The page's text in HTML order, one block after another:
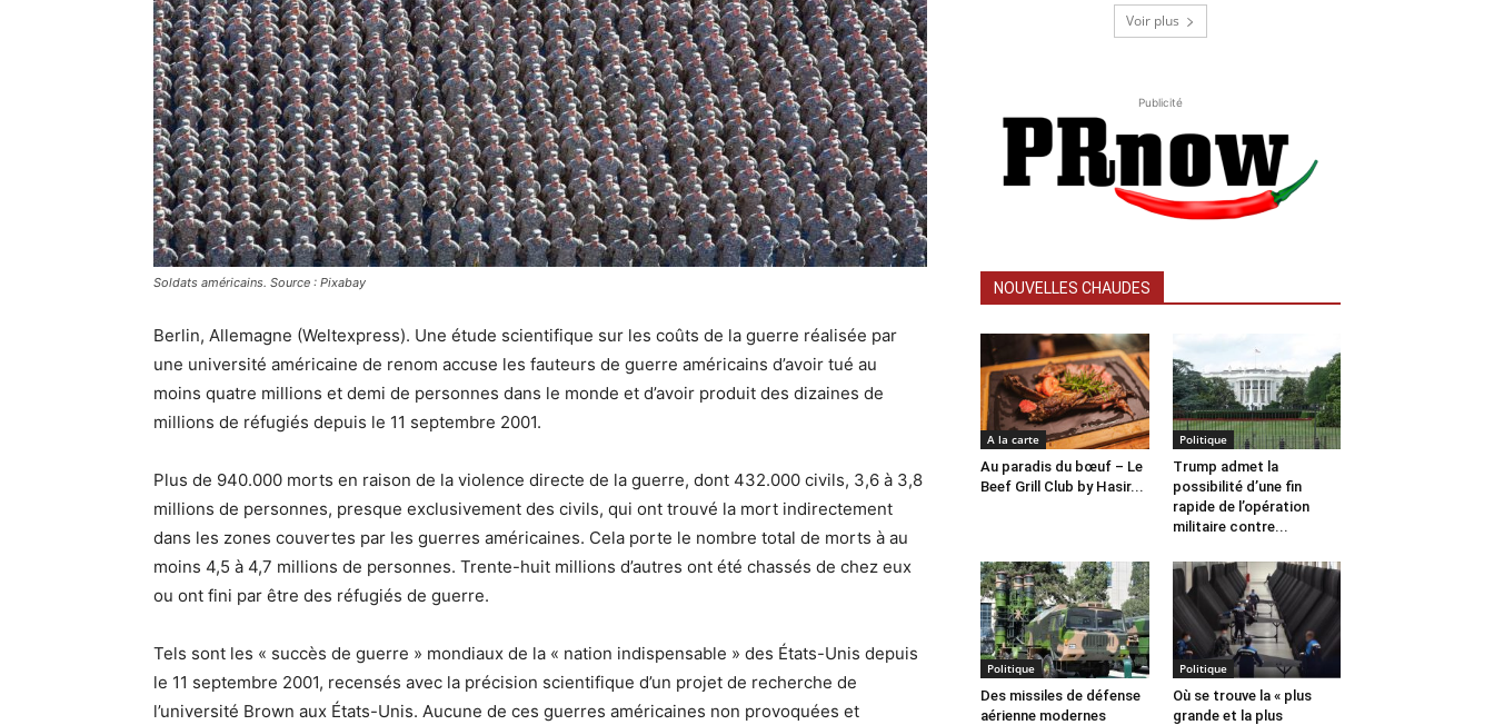
Soldats américains. Source : Pixabay
Berlin, Allemagne (Weltexpress). Une étude scientifique sur les coûts de la guerre réalisée par
une université américaine de renom accuse les fauteurs de guerre américains d’avoir tué au
moins quatre millions et demi de personnes dans le monde et d’avoir produit des dizaines de
millions de réfugiés depuis le 11 septembre 2001.
Plus de 940.000 morts en raison de la violence directe de la guerre, dont 432.000 civils, 3,6 à 3,8
millions de personnes, presque exclusivement des civils, qui ont trouvé la mort indirectement
dans les zones couvertes par les guerres américaines. Cela porte le nombre total de morts à au
moins 4,5 à 4,7 millions de personnes. Trente-huit millions d’autres ont été chassés de chez eux
ou ont fini par être des réfugiés de guerre.
Tels sont les « succès de guerre » mondiaux de la « nation indispensable » des États-Unis depuis
le 11 septembre 2001, recensés avec la précision scientifique d’un projet de recherche de
l’université Brown aux États-Unis. Aucune de ces guerres américaines non provoquées et
Voir plus
Publicité
NOUVELLES CHAUDES
A la carte
Au paradis du bœuf – Le
Beef Grill Club by Hasir...
Politique
Trump admet la
possibilité d’une fin
rapide de l’opération
militaire contre...
Politique
Des missiles de défense
aérienne modernes
Politique
Où se trouve la « plus
grande et la plus